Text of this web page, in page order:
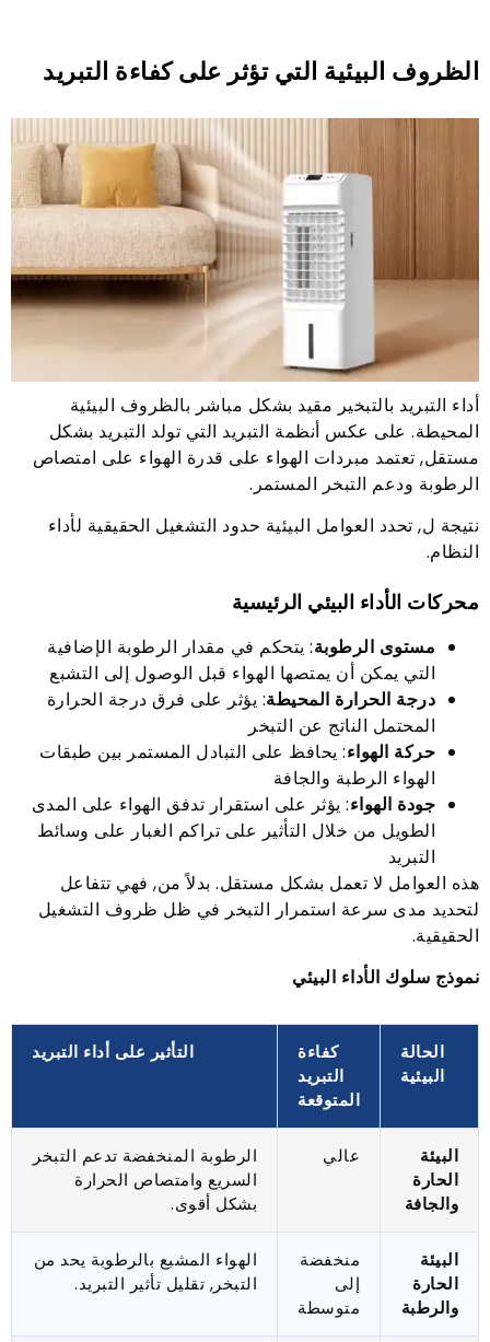
الظروف البيئية التي تؤثر على كفاءة التبريد
أداء التبريد بالتبخير مقيد بشكل مباشر بالظروف البيئية
المحيطة. على عكس أنظمة التبريد التي تولد التبريد بشكل
مستقل, تعتمد مبردات الهواء على قدرة الهواء على امتصاص
الرطوبة ودعم التبخر المستمر.
نتيجة ل, تحدد العوامل البيئية حدود التشغيل الحقيقية لأداء
النظام.
محركات الأداء البيئي الرئيسية
مستوى الرطوبة: يتحكم في مقدار الرطوبة الإضافية
التي يمكن أن يمتصها الهواء قبل الوصول إلى التشبع
درجة الحرارة المحيطة: يؤثر على فرق درجة الحرارة
المحتمل الناتج عن التبخر
حركة الهواء: يحافظ على التبادل المستمر بين طبقات
الهواء الرطبة والجافة
جودة الهواء: يؤثر على استقرار تدفق الهواء على المدى
الطويل من خلال التأثير على تراكم الغبار على وسائط
التبريد
هذه العوامل لا تعمل بشكل مستقل. بدلاً من, فهي تتفاعل
لتحديد مدى سرعة استمرار التبخر في ظل ظروف التشغيل
الحقيقية.
نموذج سلوك الأداء البيئي
الحالة
البيئية
كفاءة
التبريد
المتوقعة
التأثير على أداء التبريد
البيئة
الحارة
والجافة
عالي
الرطوبة المنخفضة تدعم التبخر
السريع وامتصاص الحرارة
بشكل أقوى.
البيئة
الحارة
والرطبة
منخفضة
إلى
متوسطة
الهواء المشبع بالرطوبة يحد من
التبخر, تقليل تأثير التبريد.